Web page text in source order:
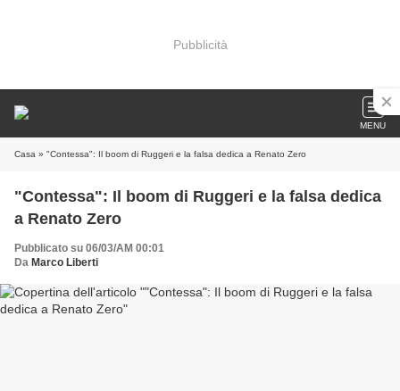
Pubblicità
MENU
Casa » "Contessa": Il boom di Ruggeri e la falsa dedica a Renato Zero
"Contessa": Il boom di Ruggeri e la falsa dedica
a Renato Zero
Pubblicato su 06/03/AM 00:01
Da Marco Liberti